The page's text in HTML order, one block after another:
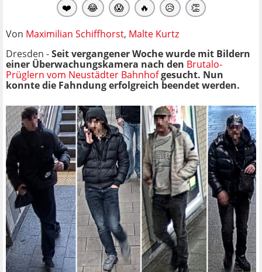
❤️ 😂 😱 🔥 😥 👏
Von Maximilian Schiffhorst, Malte Kurtz
Dresden -Seit vergangener Woche wurde mit Bildern
einer Überwachungskamera nach den Brutalo-
Prüglern vom Neustädter Bahnhofgesucht. Nun
konnte die Fahndung erfolgreich beendet werden.